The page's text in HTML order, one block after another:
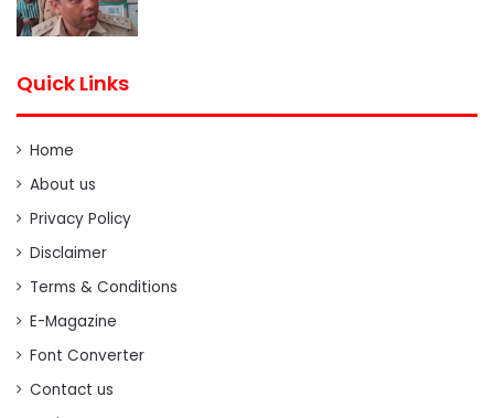
Quick Links
Home
About us
Privacy Policy
Disclaimer
Terms & Conditions
E-Magazine
Font Converter
Contact us